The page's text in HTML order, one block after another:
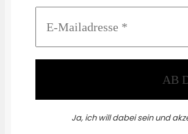
Ja, ich will dabei sein und